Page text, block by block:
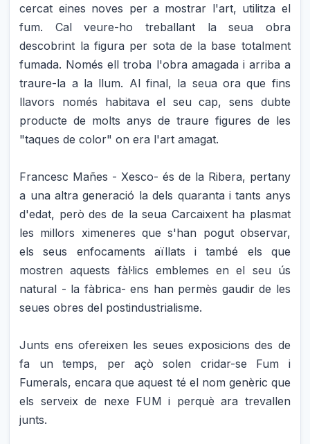
cercat eines noves per a mostrar l'art, utilitza el
fum. Cal veure-ho treballant la seua obra
descobrint la figura per sota de la base totalment
fumada. Només ell troba l'obra amagada i arriba a
traure-la a la llum. Al final, la seua ora que fins
llavors només habitava el seu cap, sens dubte
producte de molts anys de traure figures de les
"taques de color" on era l'art amagat.
Francesc Mañes - Xesco- és de la Ribera, pertany
a una altra generació la dels quaranta i tants anys
d'edat, però des de la seua Carcaixent ha plasmat
les millors ximeneres que s'han pogut observar,
els seus enfocaments aïllats i també els que
mostren aquests fàl·lics emblemes en el seu ús
natural - la fàbrica- ens han permès gaudir de les
seues obres del postindustrialisme.
Junts ens ofereixen les seues exposicions des de
fa un temps, per açò solen cridar-se Fum i
Fumerals, encara que aquest té el nom genèric que
els serveix de nexe FUM i perquè ara trevallen
junts.